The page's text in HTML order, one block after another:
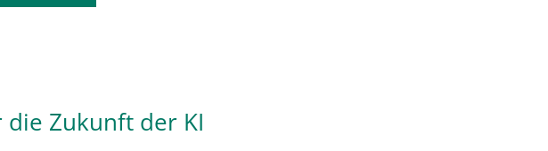
die Zukunft der KI